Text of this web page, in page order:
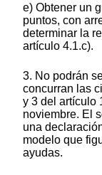
e) Obtener un
puntos, con
determinar la
artículo 4.1.c).
3. No podrán
concurran las
y 3 del artículo
noviembre. El
una
modelo que
ayudas.